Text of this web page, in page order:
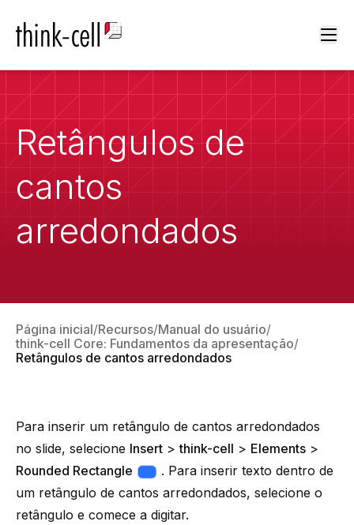
Retângulos de
cantos
arredondados
Página inicial Recursos Manual do usuário
think-cell Core: Fundamentos da apresentação
Retângulos de cantos arredondados
Para inserir um retângulo de cantos arredondados
no slide, selecione Insert >think-cell > Elements >
Rounded Rectangle
. Para inserir texto dentro de
um retângulo de cantos arredondados, selecione o
retângulo e comece a digitar.